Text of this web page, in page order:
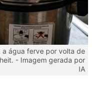
a água ferve por volta de
- Imagem gerada por
IA